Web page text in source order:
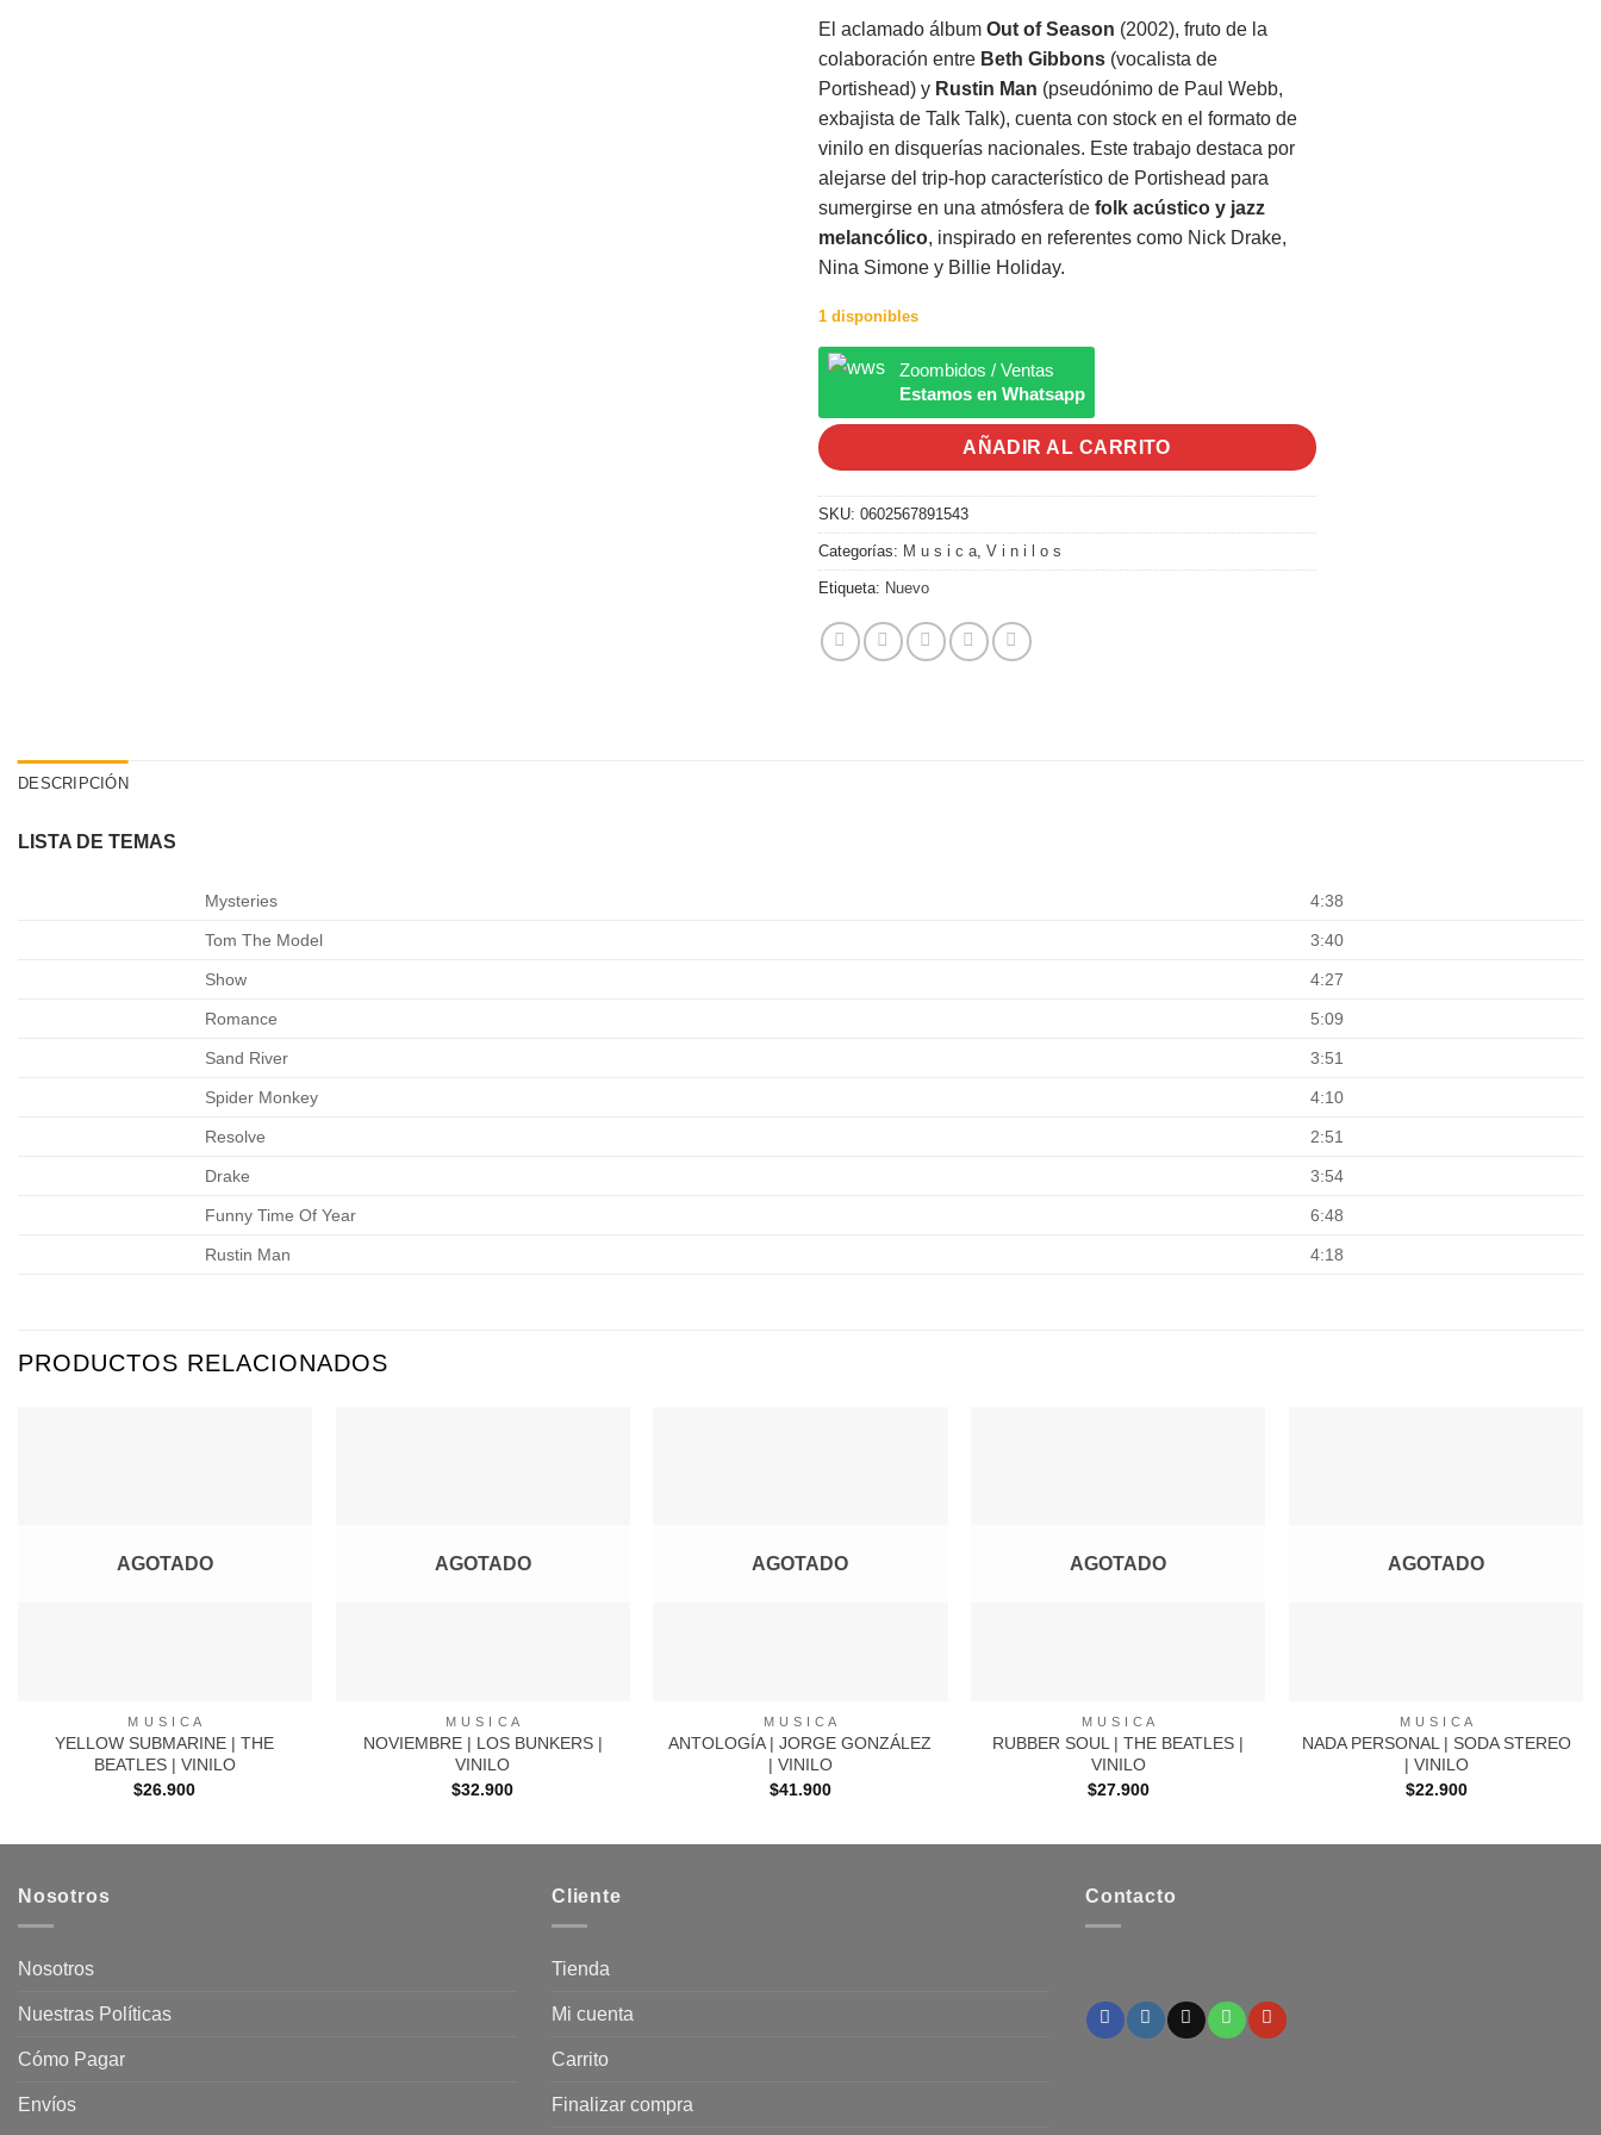
El aclamado álbum Out of Season (2002), fruto de la
colaboración entre Beth Gibbons (vocalista de
Portishead) y Rustin Man (pseudónimo de Paul Webb,
exbajista de Talk Talk), cuenta con stock en el formato de
vinilo en disquerías nacionales. Este trabajo destaca por
alejarse del trip-hop característico de Portishead para
sumergirse en una atmósfera de folk acústico y jazz
melancólico, inspirado en referentes como Nick Drake,
Nina Simone y Billie Holiday.
1 disponibles
Zoombidos / Ventas
Estamos en Whatsapp
AÑADIR AL CARRITO
SKU: 0602567891543
Categorías: M u s i c a, V i n i l o s
Etiqueta: Nuevo
DESCRIPCIÓN
LISTA DE TEMAS
Mysteries 4:38
Tom The Model 3:40
Show 4:27
Romance 5:09
Sand River 3:51
Spider Monkey 4:10
Resolve 2:51
Drake 3:54
Funny Time Of Year 6:48
Rustin Man 4:18
PRODUCTOS RELACIONADOS
AGOTADO
M U S I C A
YELLOW SUBMARINE | THE
BEATLES | VINILO
$26.900
AGOTADO
M U S I C A
NOVIEMBRE | LOS BUNKERS |
VINILO
$32.900
AGOTADO
M U S I C A
ANTOLOGÍA | JORGE GONZÁLEZ
| VINILO
$41.900
AGOTADO
M U S I C A
RUBBER SOUL | THE BEATLES |
VINILO
$27.900
AGOTADO
M U S I C A
NADA PERSONAL | SODA STEREO
| VINILO
$22.900
Nosotros
Nosotros
Nuestras Políticas
Cómo Pagar
Envíos
Cliente
Tienda
Mi cuenta
Carrito
Finalizar compra
Contacto